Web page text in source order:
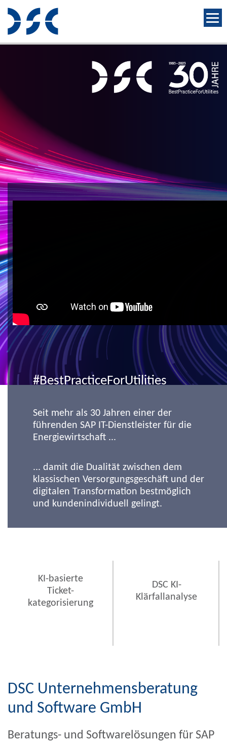
#BestPracticeForUtilities
Seit mehr als 30 Jahren einer der
führenden SAP IT-Dienstleister für die
Energiewirtschaft ...
... damit die Dualität zwischen dem
klassischen Versorgungsgeschäft und der
digitalen Transformation bestmöglich
und kundenindividuell gelingt.
KI-basierte
Ticket-
kategorisierung
DSC KI-
Klärfallanalyse
DSC Unternehmens­beratung
und Software GmbH
Beratungs- und Softwarelösungen für SAP